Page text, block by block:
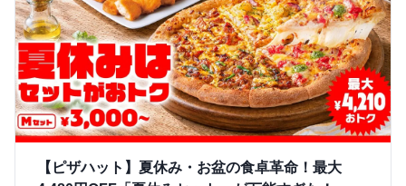
【ピザハット】夏休み・お盆の食卓革命！最大